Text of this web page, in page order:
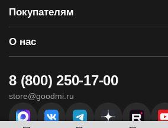
Покупателям
О нас
8 (800) 250-17-00
store@goodmi.ru